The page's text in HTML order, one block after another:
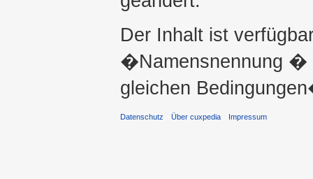
Der Inhalt ist
�Namensnennung �
gleichen
Datenschutz Über cuxpedia Impressum